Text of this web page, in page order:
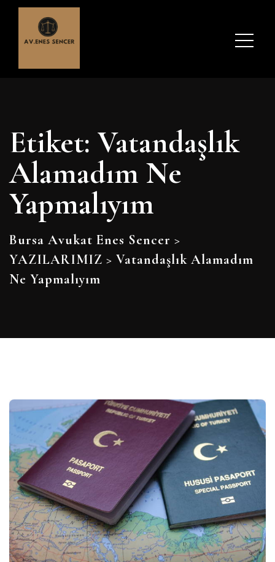
Etiket: Vatandaşlık
Alamadım Ne
Yapmalıyım
Bursa Avukat Enes Sencer >
YAZILARIMIZ > Vatandaşlık Alamadım
Ne Yapmalıyım